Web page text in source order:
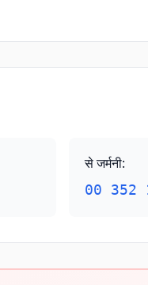
से जर्मनी:
00 352